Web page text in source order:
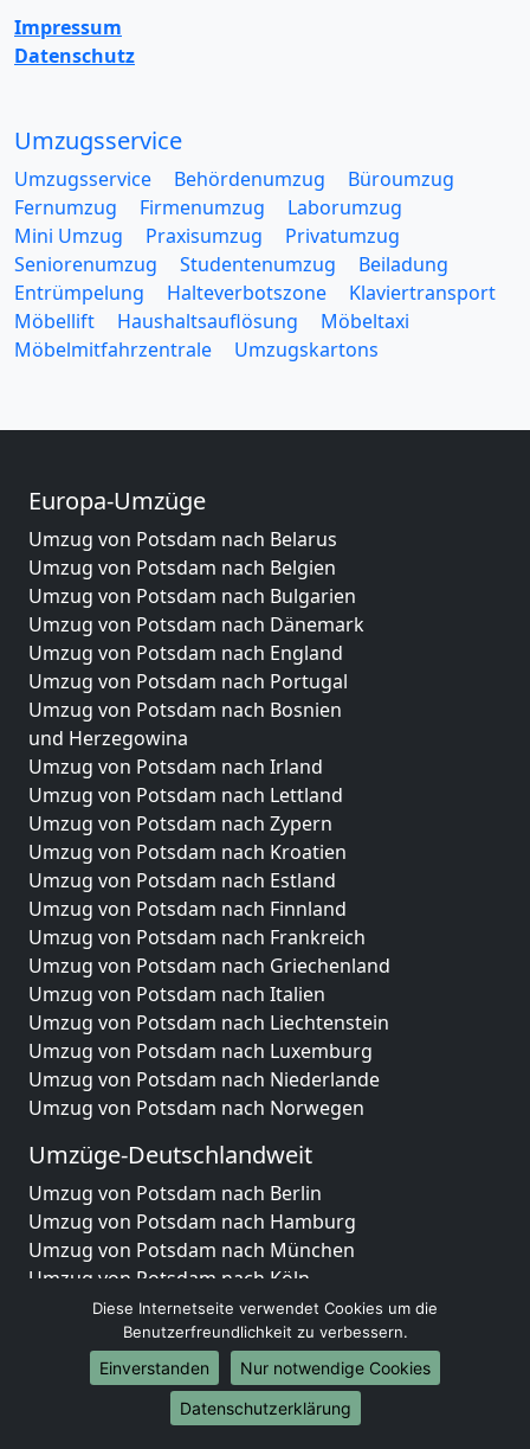
Impressum
Datenschutz
Umzugsservice
Umzugsservice Behördenumzug
Büroumzug
Fernumzug
Firmenumzug
Laborumzug
Mini Umzug
Praxisumzug
Privatumzug
Seniorenumzug
Studentenumzug
Beiladung
Entrümpelung
Halteverbotszone
Klaviertransport
Möbellift
Haushaltsauflösung
Möbeltaxi
Möbelmitfahrzentrale
Umzugskartons
Europa-Umzüge
Umzug von Potsdam nach Belarus
Umzug von Potsdam nach Belgien
Umzug von Potsdam nach Bulgarien
Umzug von Potsdam nach Dänemark
Umzug von Potsdam nach England
Umzug von Potsdam nach Portugal
Umzug von Potsdam nach Bosnien
und Herzegowina
Umzug von Potsdam nach Irland
Umzug von Potsdam nach Lettland
Umzug von Potsdam nach Zypern
Umzug von Potsdam nach Kroatien
Umzug von Potsdam nach Estland
Umzug von Potsdam nach Finnland
Umzug von Potsdam nach Frankreich
Umzug von Potsdam nach Griechenland
Umzug von Potsdam nach Italien
Umzug von Potsdam nach Liechtenstein
Umzug von Potsdam nach Luxemburg
Umzug von Potsdam nach Niederlande
Umzug von Potsdam nach Norwegen
Umzüge-Deutschlandweit
Umzug von Potsdam nach Berlin
Umzug von Potsdam nach Hamburg
Umzug von Potsdam nach München
Umzug von Potsdam nach Köln
Umzug von Potsdam nach Frankfurt am Main
Umzug von Potsdam nach Stuttgart
Umzug von Potsdam nach Düsseldorf
Umzug von Potsdam nach Leipzig
Umzug von Potsdam nach Dortmund
Diese Internetseite verwendet Cookies um die
Benutzerfreundlichkeit zu verbessern.
Einverstanden
Nur notwendige Cookies
Datenschutzerklärung